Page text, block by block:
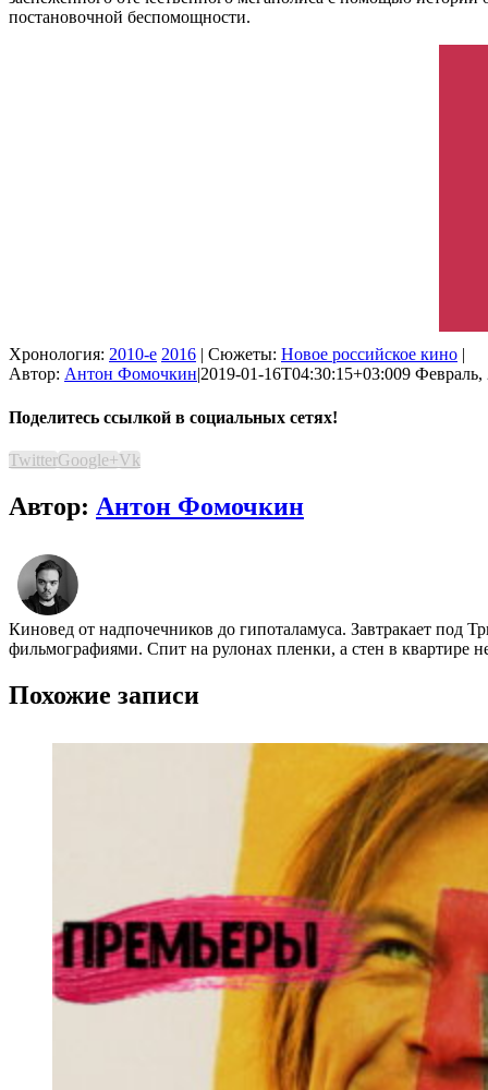
постановочной беспомощности.
Хронология: 2010-е 2016 | Сюжеты: Новое российское кино |
Автор: Антон Фомочкин|2019-01-16T04:30:15+03:009 Февраль,
Поделитесь ссылкой в социальных сетях!
TwitterGoogle+Vk
Автор: Антон Фомочкин
Киновед от надпочечников до гипоталамуса. Завтракает
фильмографиями. Спит на рулонах пленки, а стен в квартире
Похожие записи